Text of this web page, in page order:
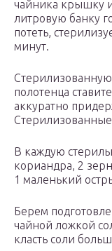
чайника крышку и
литровую банку
потеть,
минут.
полотенца
аккуратно
В каждую
кориандра, 2
1 маленький
Берем
чайной ложкой
класть соли